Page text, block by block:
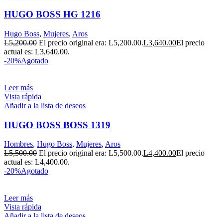
HUGO BOSS HG 1216
Hugo Boss, Mujeres, Aros
L5,200.00 El precio original era: L5,200.00.L3,640.00El precio
actual es: L3,640.00.
-20%Agotado
Leer más
Vista rápida
Añadir a la lista de deseos
HUGO BOSS BOSS 1319
Hombres, Hugo Boss, Mujeres, Aros
L5,500.00 El precio original era: L5,500.00.L4,400.00El precio
actual es: L4,400.00.
-20%Agotado
Leer más
Vista rápida